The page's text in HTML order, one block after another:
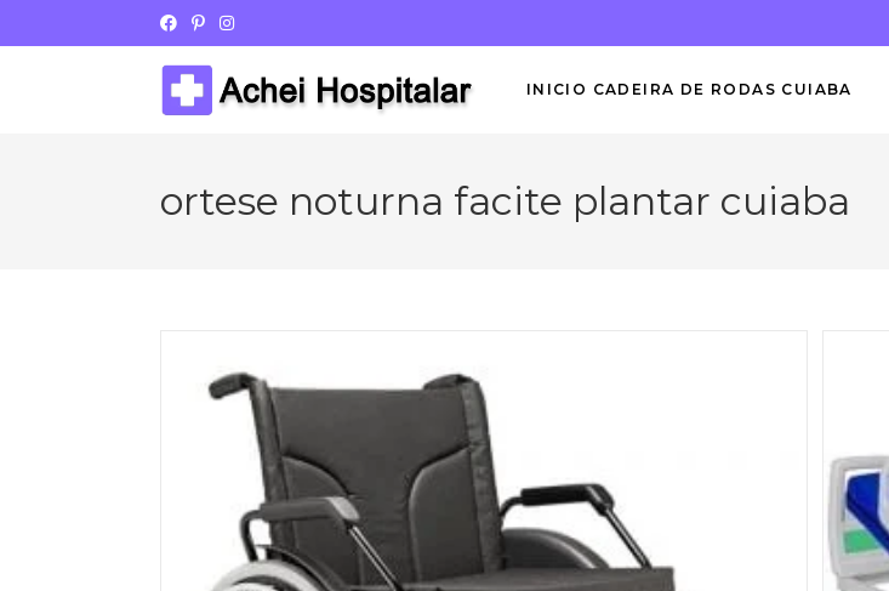
INICIO CADEIRA DE RODAS CUIABA
ortese noturna facite plantar cuiaba